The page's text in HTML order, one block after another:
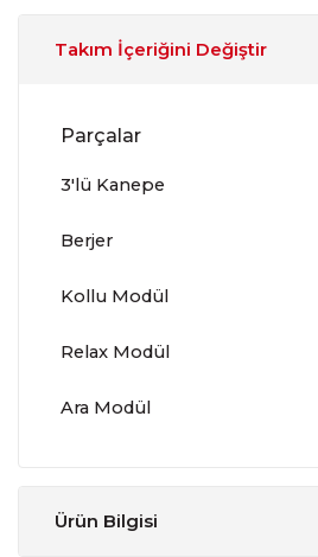
Takım İçeriğini Değiştir
Parçalar
3'lü Kanepe
Berjer
Kollu Modül
Relax Modül
Ara Modül
Ürün Bilgisi